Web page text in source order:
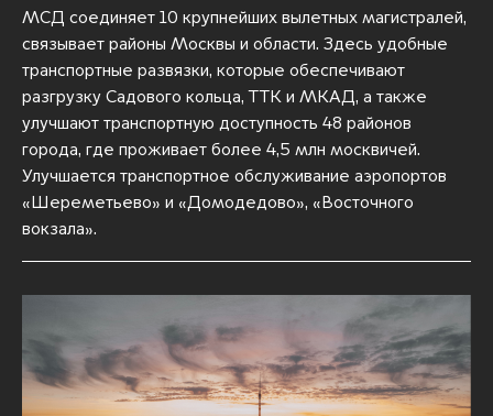
МСД соединяет 10 крупнейших вылетных магистралей,
связывает районы Москвы и области. Здесь удобные
транспортные развязки, которые обеспечивают
разгрузку Садового кольца, ТТК и МКАД, а также
улучшают транспортную доступность 48 районов
города, где проживает более 4,5 млн москвичей.
Улучшается транспортное обслуживание аэропортов
«Шереметьево» и «Домодедово», «Восточного
вокзала».